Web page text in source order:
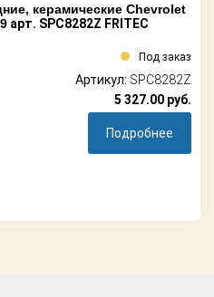
керамические Chevrolet
арт. SPC8282Z FRITEC
Под заказ
Артикул: SPC8282Z
5 327.00 руб.
Подробнее